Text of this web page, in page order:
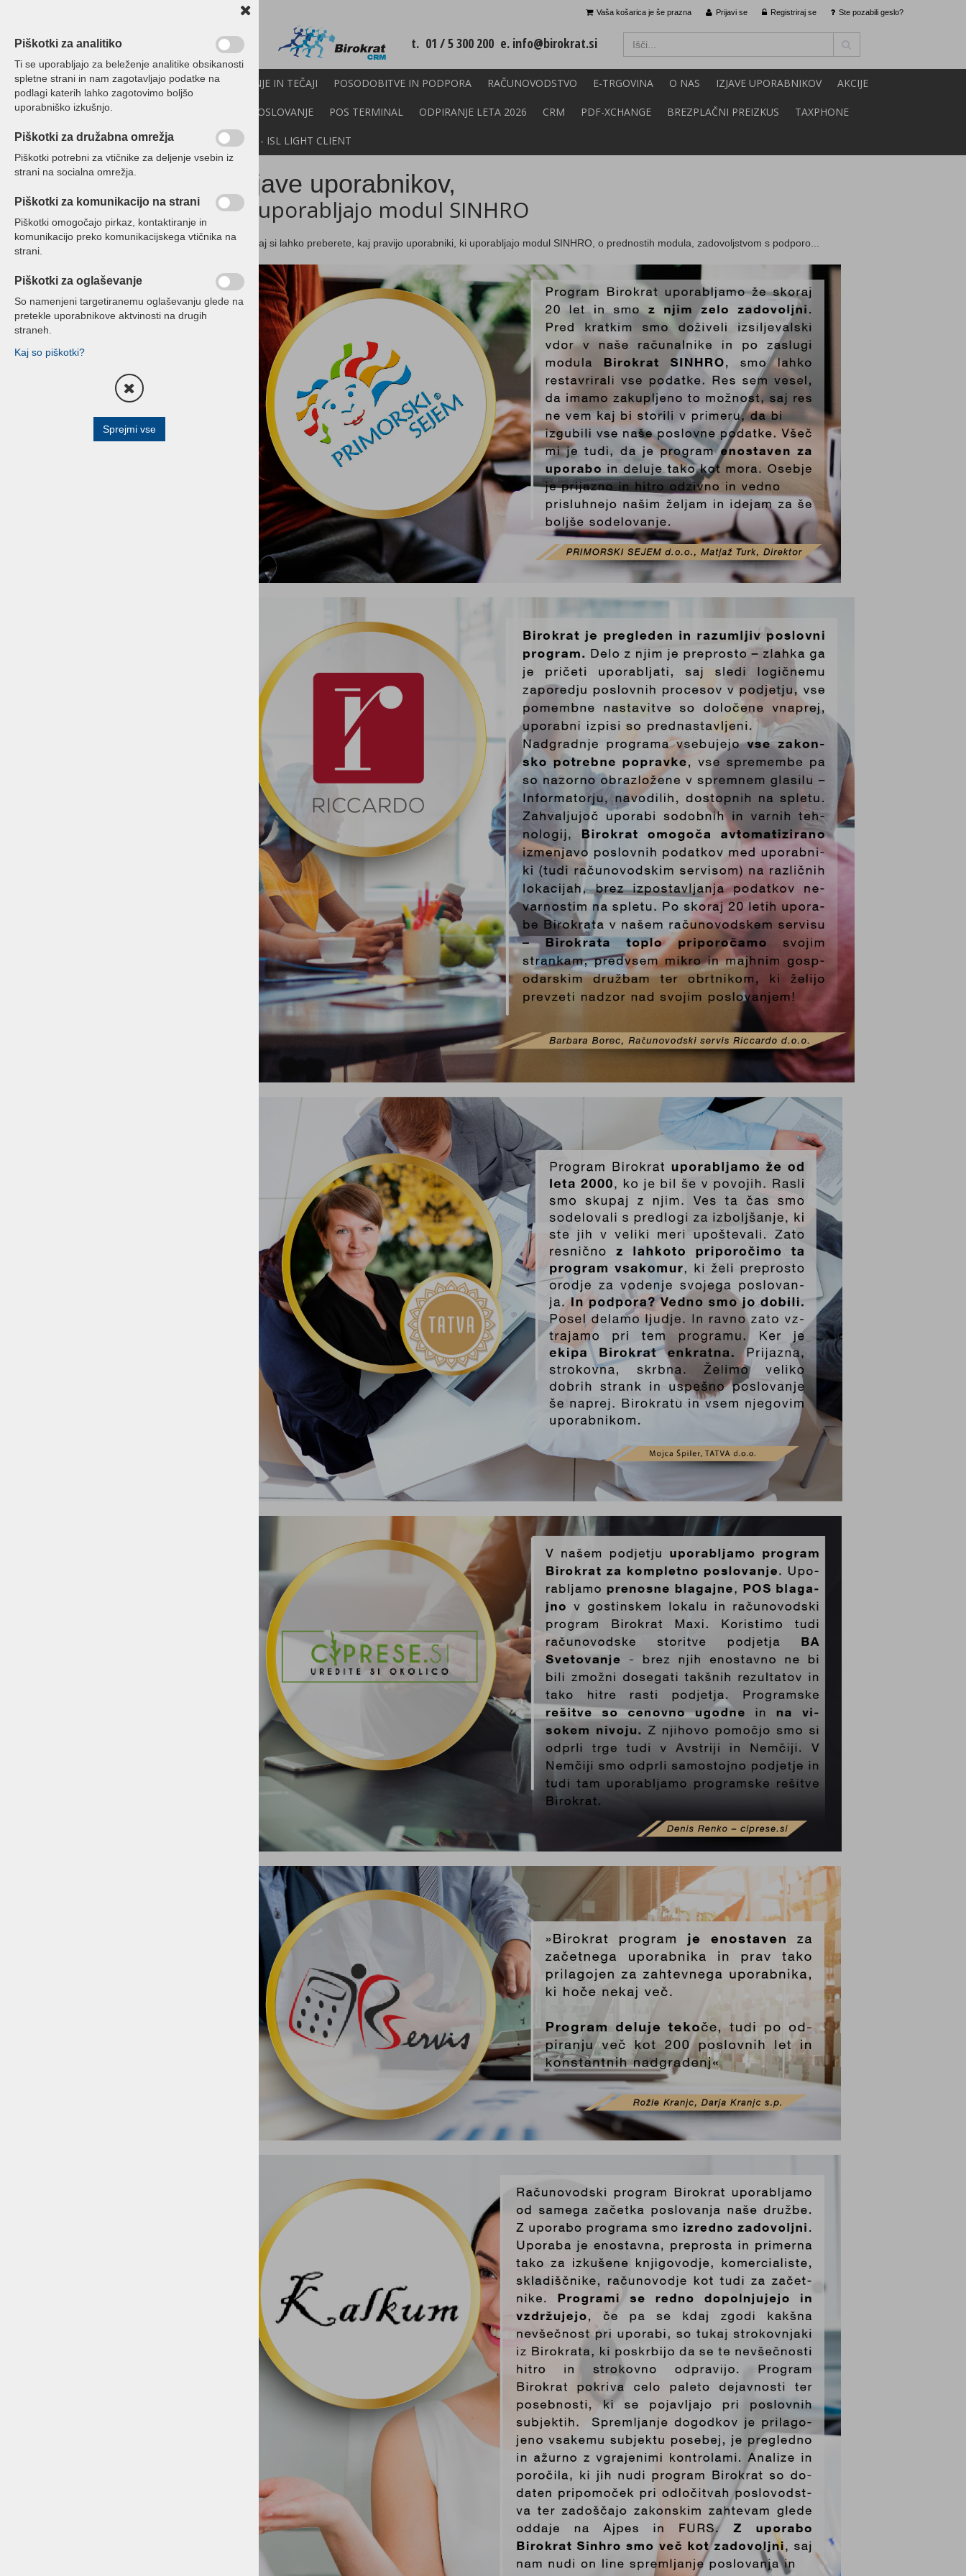
Prijavi se Registriraj se Ste pozabili geslo?
Vaša košarica je še prazna
t. 01 / 5 300 200 e. info@birokrat.si
PROGRAMI BIROKRAT IZOBRAŽEVANJE IN TEČAJI POSODOBITVE IN PODPORA RAČUNOVODSTVO E-TRGOVINA O NAS IZJAVE UPORABNIKOV AKCIJE
CENIK E-POSLOVANJE POS TERMINAL ODPIRANJE LETA 2026 CRM PDF-XCHANGE BREZPLAČNI PREIZKUS TAXPHONE
DEMO VERZIJE POMOČ NA DALJAVO - ISL LIGHT CLIENT
Birokrat POS
Birokrat MIDI
Izobraževanje
Birokrat POS
Izobraževanje
Izjave uporabnikov,
ki uporabljajo modul SINHRO
Spodaj si lahko preberete, kaj pravijo uporabniki, ki uporabljajo modul SINHRO, o prednostih modula, zadovoljstvom s podporo...
Piškotki za analitiko
Ti se uporabljajo za beleženje analitike obsikanosti
spletne strani in nam zagotavljajo podatke na
podlagi katerih lahko zagotovimo boljšo
uporabniško izkušnjo.
Piškotki za družabna omrežja
Piškotki potrebni za vtičnike za deljenje vsebin iz
strani na socialna omrežja.
Piškotki za komunikacijo na strani
Piškotki omogočajo pirkaz, kontaktiranje in
komunikacijo preko komunikacijskega vtičnika na
strani.
Piškotki za oglaševanje
So namenjeni targetiranemu oglaševanju glede na
pretekle uporabnikove aktvinosti na drugih
straneh.
Kaj so piškotki?
Sprejmi vse